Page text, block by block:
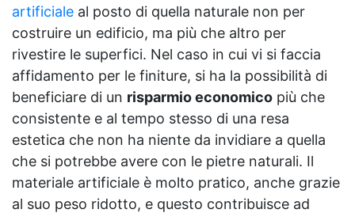
artificiale al posto di quella naturale non per
costruire un edificio, ma più che altro per
rivestire le superfici. Nel caso in cui vi si faccia
affidamento per le finiture, si ha la possibilità di
beneficiare di un risparmio economico più che
consistente e al tempo stesso di una resa
estetica che non ha niente da invidiare a quella
che si potrebbe avere con le pietre naturali. Il
materiale artificiale è molto pratico, anche grazie
al suo peso ridotto, e questo contribuisce ad